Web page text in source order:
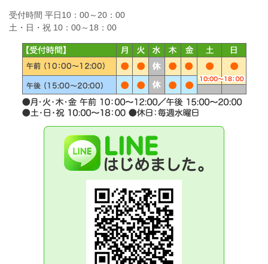
受付時間 平日10：00～20：00
土・日・祝 10：00～18：00